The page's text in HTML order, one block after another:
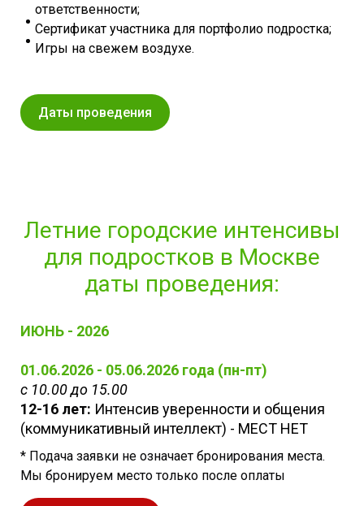
ответственности;
Сертификат участника для портфолио подростка;
Игры на свежем воздухе.
Даты проведения
Летние городские интенсивы
для подростков в Москве
даты проведения:
ИЮНЬ - 2026
01.06.2026 - 05.06.2026 года (пн-пт)
с 10.00 до 15.00
12-16 лет: Интенсив уверенности и общения
(коммуникативный интеллект) - МЕСТ НЕТ
* Подача заявки не означает бронирования места.
Мы бронируем место только после оплаты